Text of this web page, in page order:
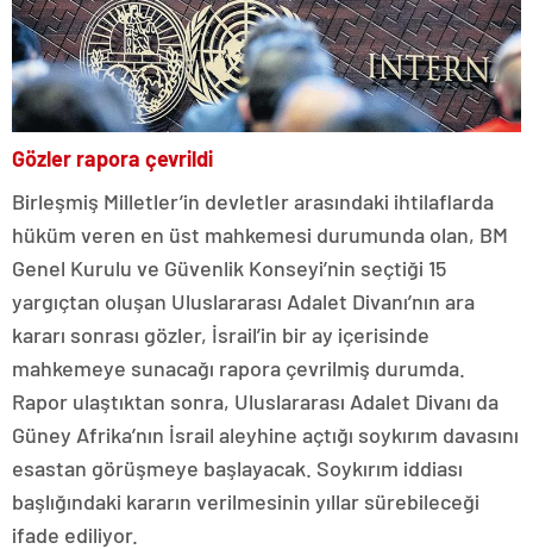
Gözler rapora çevrildi
Birleşmiş Milletler’in devletler arasındaki ihtilaflarda
hüküm veren en üst mahkemesi durumunda olan, BM
Genel Kurulu ve Güvenlik Konseyi’nin seçtiği 15
yargıçtan oluşan Uluslararası Adalet Divanı’nın ara
kararı sonrası gözler, İsrail’in bir ay içerisinde
mahkemeye sunacağı rapora çevrilmiş durumda.
Rapor ulaştıktan sonra, Uluslararası Adalet Divanı da
Güney Afrika’nın İsrail aleyhine açtığı soykırım davasını
esastan görüşmeye başlayacak. Soykırım iddiası
başlığındaki kararın verilmesinin yıllar sürebileceği
ifade ediliyor.